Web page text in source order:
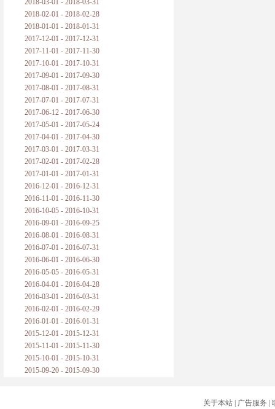
2018-03-01 - 2018-03-31
2018-02-01 - 2018-02-28
2018-01-01 - 2018-01-31
2017-12-01 - 2017-12-31
2017-11-01 - 2017-11-30
2017-10-01 - 2017-10-31
2017-09-01 - 2017-09-30
2017-08-01 - 2017-08-31
2017-07-01 - 2017-07-31
2017-06-12 - 2017-06-30
2017-05-01 - 2017-05-24
2017-04-01 - 2017-04-30
2017-03-01 - 2017-03-31
2017-02-01 - 2017-02-28
2017-01-01 - 2017-01-31
2016-12-01 - 2016-12-31
2016-11-01 - 2016-11-30
2016-10-05 - 2016-10-31
2016-09-01 - 2016-09-25
2016-08-01 - 2016-08-31
2016-07-01 - 2016-07-31
2016-06-01 - 2016-06-30
2016-05-05 - 2016-05-31
2016-04-01 - 2016-04-28
2016-03-01 - 2016-03-31
2016-02-01 - 2016-02-29
2016-01-01 - 2016-01-31
2015-12-01 - 2015-12-31
2015-11-01 - 2015-11-30
2015-10-01 - 2015-10-31
2015-09-20 - 2015-09-30
关于本站| 广告服务